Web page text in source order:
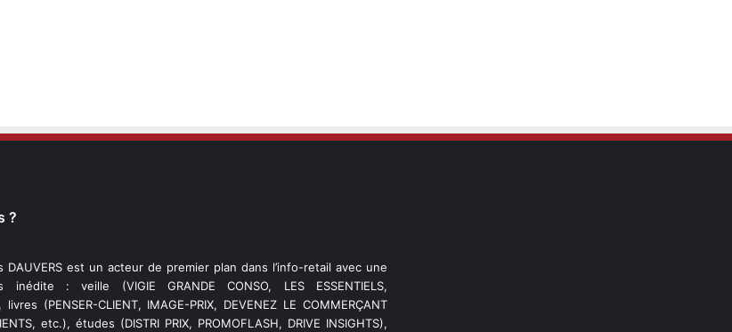
?
DAUVERS est un acteur de premier plan dans l’info-retail avec une
inédite : veille (VIGIE GRANDE CONSO, LES ESSENTIELS,
livres (PENSER-CLIENT, IMAGE-PRIX, DEVENEZ LE COMMERÇANT
etc.), études (DISTRI PRIX, PROMOFLASH, DRIVE INSIGHTS),